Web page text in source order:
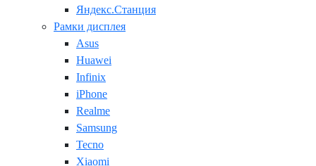
Яндекс.Станция
Рамки дисплея
Asus
Huawei
Infinix
iPhone
Realme
Samsung
Tecno
Xiaomi